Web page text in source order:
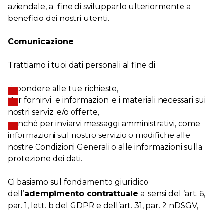
aziendale, al fine di svilupparlo ulteriormente a
beneficio dei nostri utenti.
Comunicazione
Trattiamo i tuoi dati personali al fine di
rispondere alle tue richieste,
Per fornirvi le informazioni e i materiali necessari sui
nostri servizi e/o offerte,
nonché per inviarvi messaggi amministrativi, come
informazioni sul nostro servizio o modifiche alle
nostre Condizioni Generali o alle informazioni sulla
protezione dei dati.
Ci basiamo sul fondamento giuridico
dell’adempimento contrattuale ai sensi dell’art. 6,
par. 1, lett. b del GDPR e dell’art. 31, par. 2 nDSGV,